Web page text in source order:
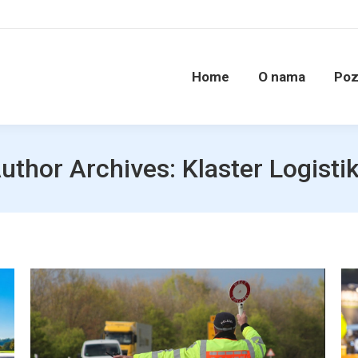
Home O nama
Archives: Klaster